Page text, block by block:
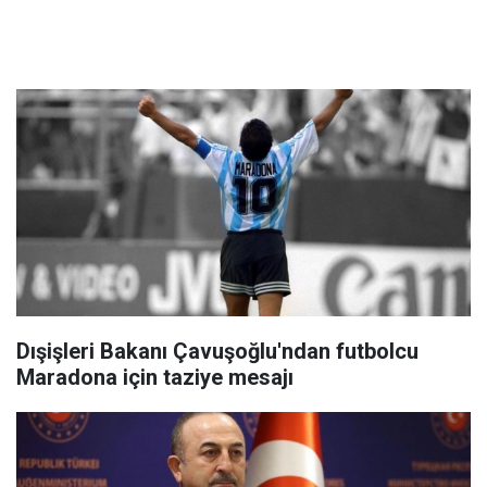
Dışişleri Bakanı Çavuşoğlu'ndan futbolcu
Maradona için taziye mesajı